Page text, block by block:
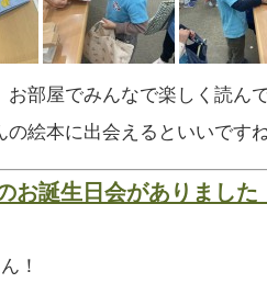
お部屋でみんなで楽しく読ん
の絵本に出会えるといいです
お誕生日会がありました
！